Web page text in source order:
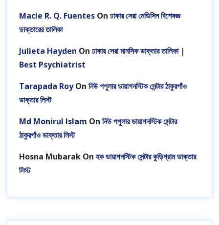
Macie R. Q. Fuentes On ঢাকার সেরা মেডিসিন বিশেষজ্ঞ
ডাক্তারের তালিকা
Julieta Hayden On ঢাকার সেরা মানসিক ডাক্তার তালিকা |
Best Psychiatrist
Tarapada RoyOn নিউ পপুলার ডায়াগনস্টিক সেন্টার ঠাকুরগাঁও
ডাক্তার লিস্ট
Md Monirul Islam On নিউ পপুলার ডায়াগনস্টিক সেন্টার
ঠাকুরগাঁও ডাক্তার লিস্ট
Hosna Mubarak On হক ডায়াগনস্টিক সেন্টার কুড়িগ্রাম ডাক্তার
লিস্ট